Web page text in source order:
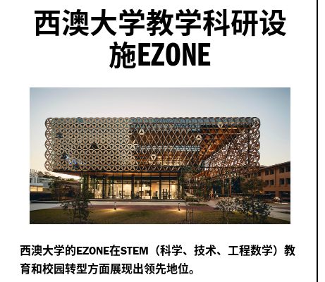
西澳大学教学科研设
施EZONE
西澳大学的EZONE在STEM （科学、技术、工程数学）教
育和校园转型方面展现出领先地位。